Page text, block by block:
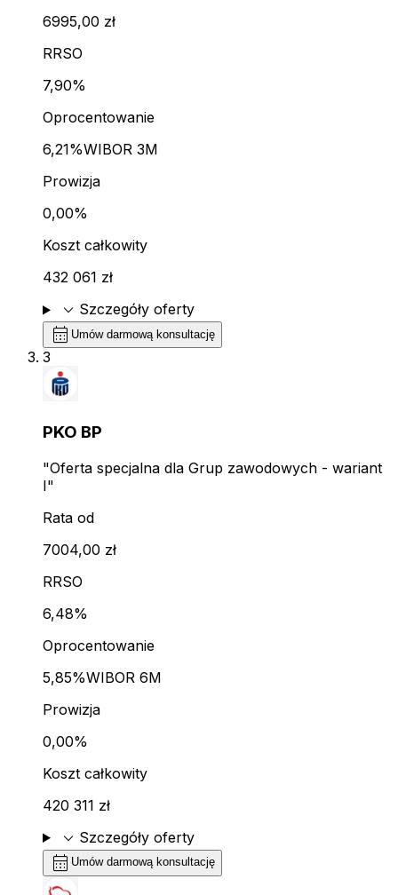
6995,00 zł
RRSO
7,90%
Oprocentowanie
6,21%WIBOR 3M
Prowizja
0,00%
Koszt całkowity
432 061 zł
expand_more Szczegóły oferty
calendar_month Umów darmową konsultację
3
PKO BP
"Oferta specjalna dla Grup zawodowych - wariant
I"
Rata od
7004,00 zł
RRSO
6,48%
Oprocentowanie
5,85%WIBOR 6M
Prowizja
0,00%
Koszt całkowity
420 311 zł
expand_more Szczegóły oferty
calendar_month Umów darmową konsultację